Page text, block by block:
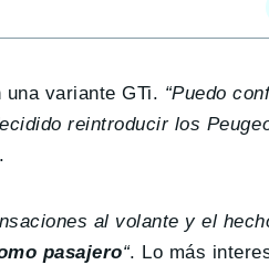
variante GTi. “Puedo
reintroducir los
al volante y el
pasajero“. Lo más